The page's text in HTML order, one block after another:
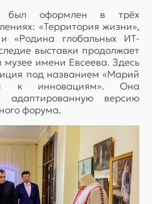
оформлен в трёх
«Территория жизни»,
«Родина глобальных ИТ-
выставки продолжает
имени Евсеева. Здесь
под названием «Марий
к инновациям». Она
адаптированную версию
форума.